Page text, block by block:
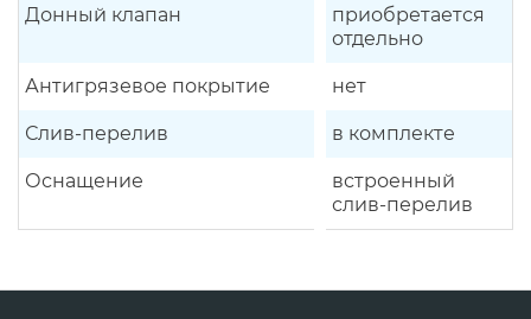
Донный клапан
приобретается
отдельно
Антигрязевое покрытие нет
Слив-перелив в комплекте
Оснащение
встроенный
слив-перелив